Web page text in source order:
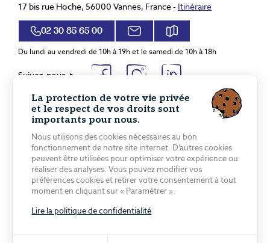
17 bis rue Hoche, 56000 Vannes, France - Itinéraire
02 30 85 65 00
Du lundi au vendredi de 10h à 19h et le samedi de 10h à 18h
Suivez-nous
Europe
Proche et Moyen Orient
Asie centrale
Asie du Sud
Extrême Orient
Amérique Latine
Caraïbes
Pacifique
Afrique & Océan indien
Blog
Recrutement
La protection de votre vie privée
et le respect de vos droits sont
importants pour nous.
Nous utilisons des cookies nécessaires au bon
fonctionnement de notre site internet. D’autres cookies
peuvent être utilisées pour optimiser votre expérience ou
réaliser des analyses. Vous pouvez modifier vos
préférences cookies et retirer votre consentement à tout
moment en cliquant sur « Paramétrer ».
Lire la politique de confidentialité